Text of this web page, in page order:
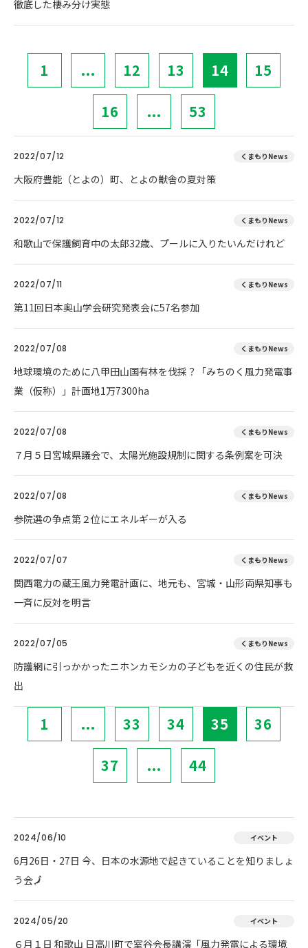
徹底した棲み分け実態
1 ... 12 13 14 15
16 ... 53
2022/07/12 くまもりNews
大阪府豊能（とよの）町、とよの獣舎の夏対策
2022/07/12 くまもりNews
和歌山で保護飼育中の太郎32歳、プールに入りたいんだけれど
2022/07/11 くまもりNews
第11回日本奥山学会研究発表会に57名参加
2022/07/08 くまもりNews
地球環境のために八甲田山国有林を伐採？「みちのく風力発電事
業（仮称）」計画地1万7300ha
2022/07/08 くまもりNews
７月５日宮城県議会で、太陽光施設規制に関する条例案を可決
2022/07/08 くまもりNews
参院選の争点第２位にエネルギーが入る
2022/07/07 くまもりNews
関西電力の蔵王風力発電計画に、地元も、宮城・山形両県知事も
一斉に反対を明言
2022/07/05 くまもりNews
防護網に引っかかったニホンカモシカの子どもを近くの住民が救
出
1 ... 33 34 35 36
37 ... 44
2024/06/10 イベント
6月26日・27日 今、日本の水源地で起きていることを知りましょ
う会🗾
2024/05/20 イベント
６月１日 和歌山 日高川町で室谷会長講演「風力発電による環境